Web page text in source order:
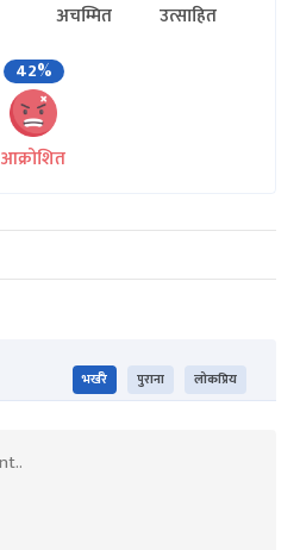
अचम्मित
उत्साहित
42%
आक्रोशित
भर्खरै पुराना लोकप्रिय